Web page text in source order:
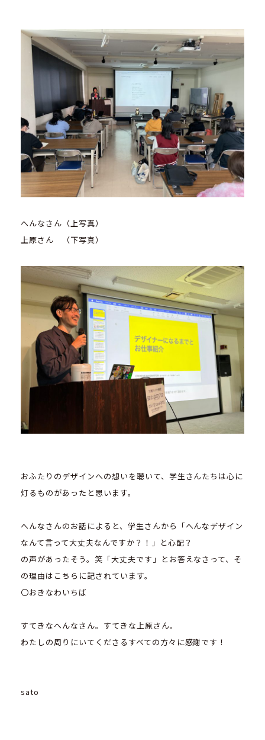
へんなさん（上写真）
上原さん （下写真）
おふたりのデザインへの想いを聴いて、学生さんたちは心に
灯るものがあったと思います。
へんなさんのお話によると、学生さんから「へんなデザイン
なんて言って大丈夫なんですか？！」と心配？
の声があったそう。笑「大丈夫です」とお答えなさって、そ
の理由はこちらに記されています。
〇おきなわいちば
すてきなへんなさん。すてきな上原さん。
わたしの周りにいてくださるすべての方々に感謝です！
sato